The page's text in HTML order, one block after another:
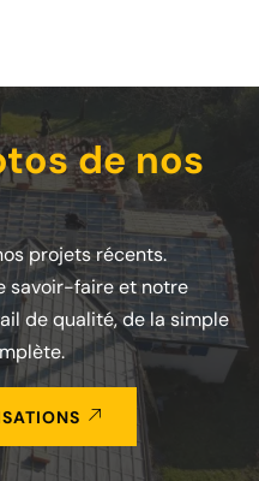
de nos
projets récents.
savoir-faire et notre
de qualité, de la simple